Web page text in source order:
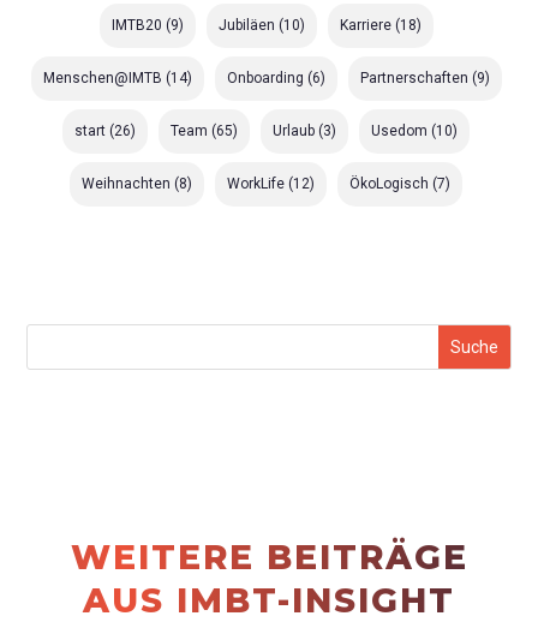
IMTB20 (9) Jubiläen (10) Karriere(18)
Menschen@IMTB (14) Onboarding (6) Partnerschaften (9)
start (26) Team (65) Urlaub (3) Usedom (10)
Weihnachten (8) WorkLife (12) ÖkoLogisch (7)
WEITERE BEITRÄGE
AUS IMBT-INSIGHT